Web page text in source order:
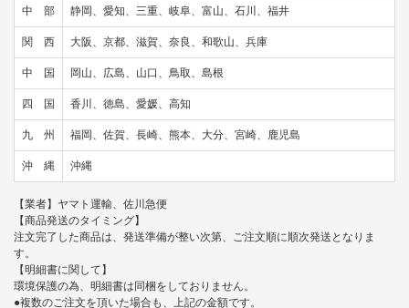
中 部 静岡、愛知、三重、岐阜、富山、石川、福井
関 西 大阪、京都、滋賀、奈良、和歌山、兵庫
中 国 岡山、広島、山口、鳥取、島根
四 国 香川、徳島、愛媛、高知
九 州 福岡、佐賀、長崎、熊本、大分、宮崎、鹿児島
沖 縄 沖縄
【業者】ヤマト運輸、佐川急便
【商品発送のタイミング】
注文完了した商品は、発送準備が整い次第、ご注文順に順次発送となりま
す。
【明細書に関して】
環境保護の為、明細書は同梱をしておりません。
●複数のご注文を頂いた場合も、上記の金額です。